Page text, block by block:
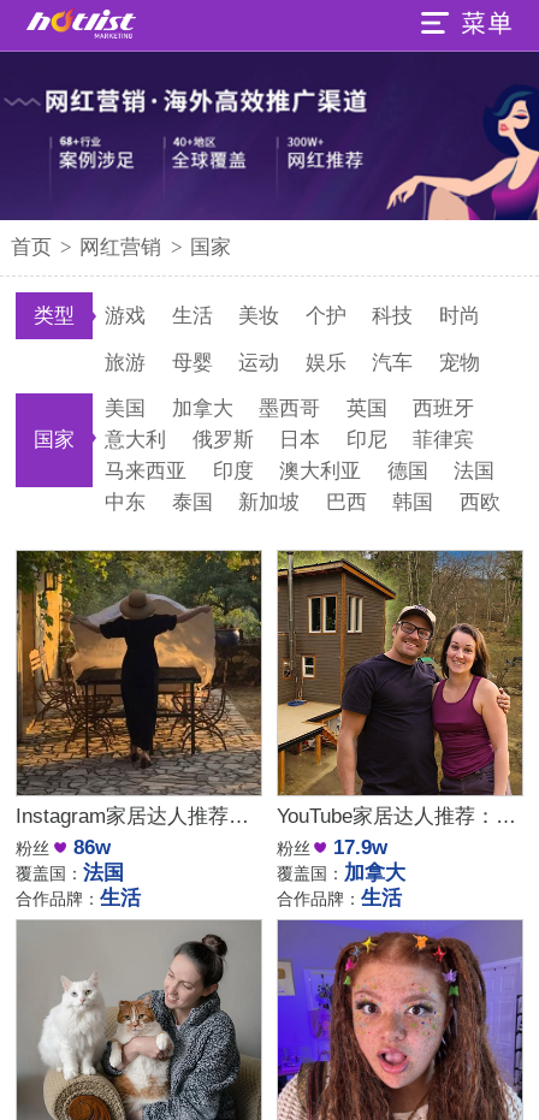
首页 > 网红营销 > 国家
类型 游戏 生活 美妆 个护 科技 时尚
旅游 母婴 运动 娱乐 汽车 宠物
国家
美国 加拿大 墨西哥 英国
西班牙
意大利
俄罗斯 日本 印尼
菲律宾
马来西亚
印度 澳大利亚 德国
法国
中东
泰国 新加坡 巴西 韩国 西欧
Instagram家居达人推荐：法国庄园生活博主，高端品牌合作优选
粉丝 86w
覆盖国：法国
合作品牌：生活
YouTube家居达人推荐：加拿大DIY建筑生活kol博主
粉丝 17.9w
覆盖国： 加拿大
合作品牌：生活